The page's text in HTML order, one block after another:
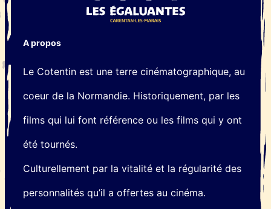
A propos
Le Cotentin est une terre cinématographique, au
coeur de la Normandie. Historiquement, par les
films qui lui font référence ou les films qui y ont
été tournés.
Culturellement par la vitalité et la régularité des
personnalités qu’il a offertes au cinéma.